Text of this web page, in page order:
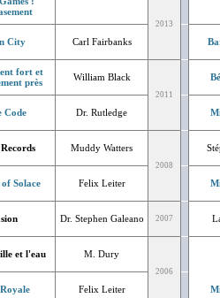
2013
City Carl Fairbanks
fort et
près
William Black
2011
Code Dr. Rutledge
Muddy Watters
2008
Solace Felix Leiter
Dr. Stephen Galeano 2007
et l'eau M. Dury
2006
Felix Leiter